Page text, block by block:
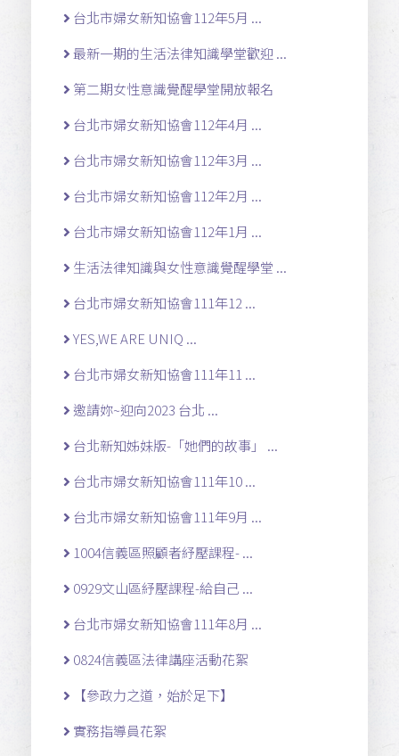
台北市婦女新知協會112年5月 ...
最新一期的生活法律知識學堂歡迎 ...
第二期女性意識覺醒學堂開放報名
台北市婦女新知協會112年4月 ...
台北市婦女新知協會112年3月 ...
台北市婦女新知協會112年2月 ...
台北市婦女新知協會112年1月 ...
生活法律知識與女性意識覺醒學堂 ...
台北市婦女新知協會111年12 ...
YES,WE ARE UNIQ ...
台北市婦女新知協會111年11 ...
邀請妳~迎向2023 台北 ...
台北新知姊妹版-「她們的故事」 ...
台北市婦女新知協會111年10 ...
台北市婦女新知協會111年9月 ...
1004信義區照顧者紓壓課程- ...
0929文山區紓壓課程-給自己 ...
台北市婦女新知協會111年8月 ...
0824信義區法律講座活動花絮
【參政力之道，始於足下】
實務指導員花絮